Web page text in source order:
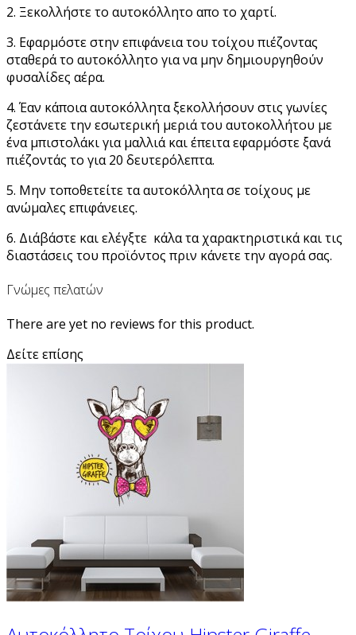
2. Ξεκολλήστε το αυτοκόλλητο απο το χαρτί.
3. Εφαρμόστε στην επιφάνεια του τοίχου πιέζοντας
σταθερά το αυτοκόλλητο για να μην δημιουργηθούν
φυσαλίδες αέρα.
4. Έαν κάποια αυτοκόλλητα ξεκολλήσουν στις γωνίες
ζεστάνετε την εσωτερική μεριά του αυτοκολλήτου με
ένα μπιστολάκι για μαλλιά και έπειτα εφαρμόστε ξανά
πιέζοντάς το για 20 δευτερόλεπτα.
5. Μην τοποθετείτε τα αυτοκόλλητα σε τοίχους με
ανώμαλες επιφάνειες.
6. Διάβάστε και ελέγξτε κάλα τα χαρακτηριστικά και τις
διαστάσεις του προϊόντος πριν κάνετε την αγορά σας.
Γνώμες πελατών
There are yet no reviews for this product.
Δείτε επίσης